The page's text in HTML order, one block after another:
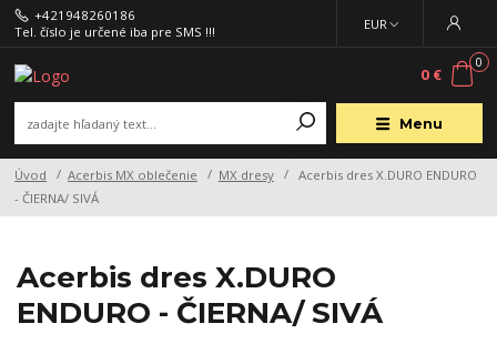
Menu
EUR
+421948260186
Tel. číslo je určené iba pre SMS !!!
0
0 €
Úvod Acerbis MX oblečenie MX dresy
Acerbis dres X.DURO ENDURO
- ČIERNA/ SIVÁ
Acerbis dres X.DURO
ENDURO - ČIERNA/ SIVÁ